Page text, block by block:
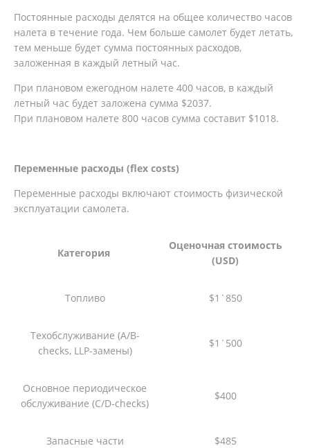
Постоянные расходы делятся на общее количество часов
налета в течение года. Чем больше самолет будет летать,
тем меньше будет сумма постоянных расходов,
заложенная в каждый летный час.
При плановом ежегодном налете 400 часов, в каждый
летный час будет заложена сумма $2037.
При плановом налете 800 часов сумма составит $1018.
Переменные расходы (flex costs)
Переменные расходы включают стоимость физической
эксплуатации самолета.
Категория
Оценочная стоимость
(USD)
Топливо $1`850
Техобслуживание (A/B-
checks, LLP-замены)
$1`500
Основное периодическое
обслуживание (C/D-checks)
$400
Запасные части $485